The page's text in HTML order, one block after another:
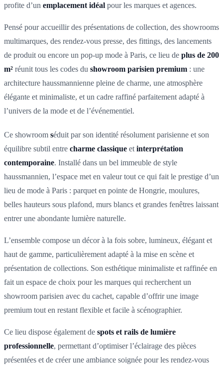
profite d’un emplacement idéal pour les marques et agences.
Pensé pour accueillir des présentations de collection, des showrooms
multimarques, des rendez-vous presse, des fittings, des lancements
de produit ou encore un pop-up mode à Paris, ce lieu de plus de 200
m² réunit tous les codes du showroom parisien premium : une
architecture haussmannienne pleine de charme, une atmosphère
élégante et minimaliste, et un cadre raffiné parfaitement adapté à
l’univers de la mode et de l’événementiel.
Ce showroom séduit par son identité résolument parisienne et son
équilibre subtil entre charme classique et interprétation
contemporaine. Installé dans un bel immeuble de style
haussmannien, l’espace met en valeur tout ce qui fait le prestige d’un
lieu de mode à Paris : parquet en pointe de Hongrie, moulures,
belles hauteurs sous plafond, murs blancs et grandes fenêtres laissant
entrer une abondante lumière naturelle.
L’ensemble compose un décor à la fois sobre, lumineux, élégant et
haut de gamme, particulièrement adapté à la mise en scène et
présentation de collections. Son esthétique minimaliste et raffinée en
fait un espace de choix pour les marques qui recherchent un
showroom parisien avec du cachet, capable d’offrir une image
premium tout en restant flexible et facile à scénographier.
Ce lieu dispose également de spots et rails de lumière
professionnelle, permettant d’optimiser l’éclairage des pièces
présentées et de créer une ambiance soignée pour les rendez-vous